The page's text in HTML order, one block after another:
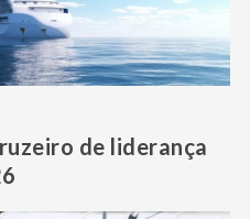
de liderança